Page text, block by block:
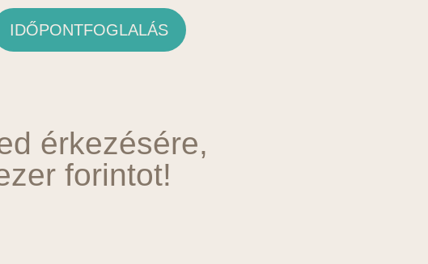
IDŐPONTFOGLALÁS
érkezésére,
forintot!